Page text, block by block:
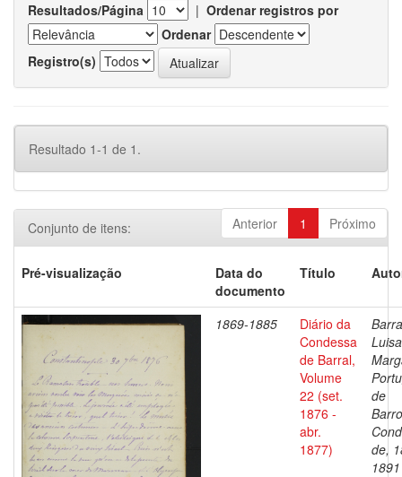
Resultados/Página | Ordenar registros por
Ordenar
Registro(s)
Resultado 1-1 de 1.
Anterior 1 Próximo
Conjunto de itens:
Pré-visualização
Data do
documento
Título
1869-1885
Diário da
Condessa
de Barral,
Volume
22 (set.
1876 -
abr.
1877)
Luisa
de
de,
1891